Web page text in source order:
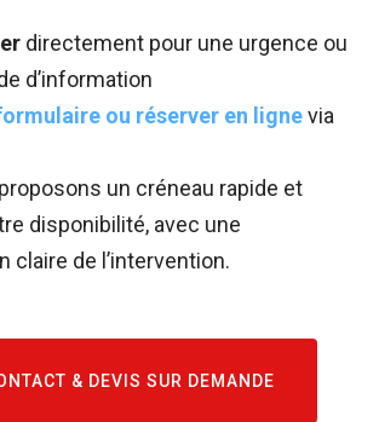
directement pour une urgence ou
d’information
ou réserver en lignevia
un créneau rapide et
disponibilité, avec une
claire de l’intervention.
& DEVIS SUR DEMANDE